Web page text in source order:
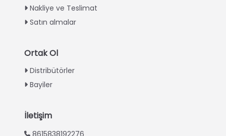
Nakliye ve Teslimat
Satın almalar
Ortak Ol
Distribütörler
Bayiler
İletişim